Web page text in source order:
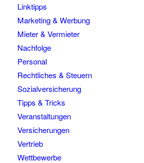
Linktipps
Marketing & Werbung
Mieter & Vermieter
Nachfolge
Personal
Rechtliches & Steuern
Sozialversicherung
Tipps & Tricks
Veranstaltungen
Versicherungen
Vertrieb
Wettbewerbe